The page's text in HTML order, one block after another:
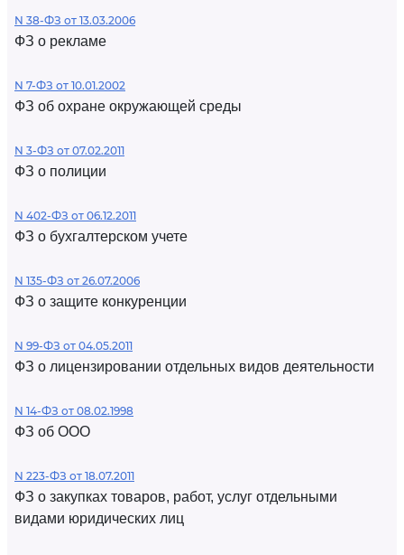
N 38-ФЗ от 13.03.2006
ФЗ о рекламе
N 7-ФЗ от 10.01.2002
ФЗ об охране окружающей среды
N 3-ФЗ от 07.02.2011
ФЗ о полиции
N 402-ФЗ от 06.12.2011
ФЗ о бухгалтерском учете
N 135-ФЗ от 26.07.2006
ФЗ о защите конкуренции
N 99-ФЗ от 04.05.2011
ФЗ о лицензировании отдельных видов деятельности
N 14-ФЗ от 08.02.1998
ФЗ об ООО
N 223-ФЗ от 18.07.2011
ФЗ о закупках товаров, работ, услуг отдельными
видами юридических лиц